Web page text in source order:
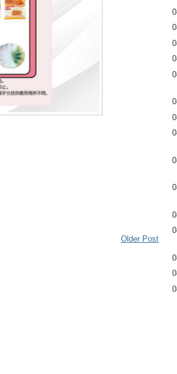
Older Post